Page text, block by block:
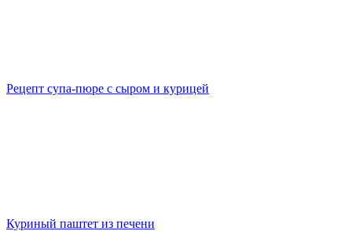
Рецепт супа-пюре с сыром и курицей
Куриный паштет из печени